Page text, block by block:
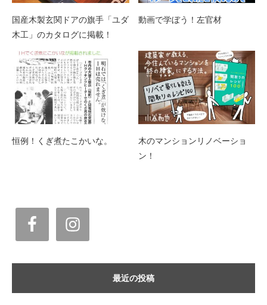
国産木製玄関ドアの旗手「ユダ
木工」のカタログに掲載！
動画で学ぼう！左官材
恒例！くぎ煮たこかいな。
木のマンションリノベーショ
ン！
最近の投稿